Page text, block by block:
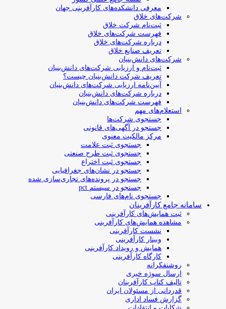
معرفی دانشکده‌های کارآفرینی جهان
شرکت‌های خلاق
ثبت‌نام شرکت خلاق
فهرست شرکت‌های خلاق
درباره شرکت‌های خلاق
تعریف صنایع خلاق
شرکت‌های دانش‌بنیان
ثبت‌نام و ارزیابی شرکت‌های دانش‌بنیان
تعریف شرکت دانش‌بنیان چیست؟
آیین‌نامه ارزیابی شرکت‌های دانش‌بنیان
درباره شرکت‌های دانش‌بنیان
فهرست شرکت‌های دانش‌بنیان
استعلام‌های مهم
جستجوی شرکت‌ها
جستجو در آگهی‌های قانونی
مرکز مالکیت معنوی
جستجوی ثبت علامت
جستجوی ثبت طرح صنعتی
جستجوی ثبت اختراع
جستجو در نشان‌های جغرافیایی
جستجو در پرونده‌های تجاری‌سازی شده
جستجو در سیستم pct
جستجوی نام‌های فارسی
سامانه جامع کارآفرینان
ثبت همایش‌های کارآفرینی
مشاهده همایش‌های کارآفرینی
نشست کارآفرینی
وبینار کارآفرینی
همایش و رویداد کارآفرینی
کارگاه کارآفرینی
روشنفکرانه
ارسال سوژه‌ خبری
تالیف کتاب کارآفرینان
قدردانی از مسئولان ایران
گزارش فساد اداری